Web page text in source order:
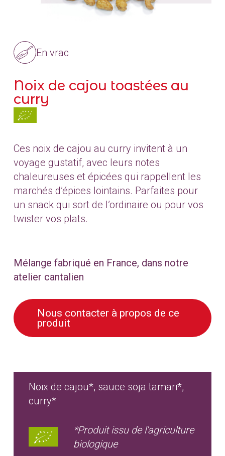
En vrac
Noix de cajou toastées au
curry
Ces noix de cajou au curry invitent à un
voyage gustatif, avec leurs notes
chaleureuses et épicées qui rappellent les
marchés d’épices lointains. Parfaites pour
un snack qui sort de l’ordinaire ou pour vos
twister vos plats.
Mélange fabriqué en France, dans notre
atelier cantalien
Nous contacter à propos de ce
produit
Noix de cajou*, sauce soja tamari*,
curry*
*Produit issu de l'agriculture
biologique